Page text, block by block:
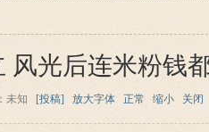
风光后连米粉钱
未知 [投稿] 放大字体 正常 缩小 关闭